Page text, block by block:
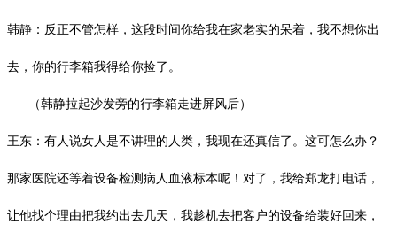
韩静：反正不管怎样，这段时间你给我在家老实的呆着，我不想你出
去，你的行李箱我得给你捡了。
（韩静拉起沙发旁的行李箱走进屏风后）
王东：有人说女人是不讲理的人类，我现在还真信了。这可怎么办？
那家医院还等着设备检测病人血液标本呢！对了，我给郑龙打电话，
让他找个理由把我约出去几天，我趁机去把客户的设备给装好回来，